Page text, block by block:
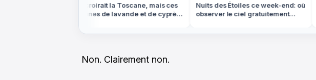
On croirait la Toscane, mais ces
collines de lavande et de cyprès
Nuits des Étoiles ce week-end: où
observer le ciel gratuitement
Non. Clairement non.